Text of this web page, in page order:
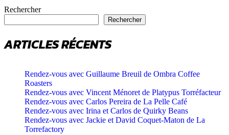
Rechercher
Rechercher
ARTICLES RÉCENTS
Rendez-vous avec Guillaume Breuil de Ombra Coffee
Roasters
Rendez-vous avec Vincent Ménoret de Platypus Torréfacteur
Rendez-vous avec Carlos Pereira de La Pelle Café
Rendez-vous avec Irina et Carlos de Quirky Beans
Rendez-vous avec Jackie et David Coquet-Maton de La
Torrefactory